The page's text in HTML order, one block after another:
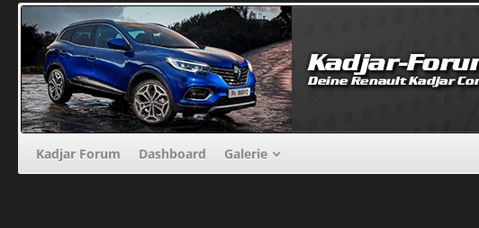
Kadjar Forum Dashboard Galerie